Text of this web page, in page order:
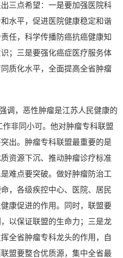
三点希望：一是要加强医院科
水平，促进医院健康稳定和谐
任，科学传播防癌抗癌健康知
；三是要强化癌症医疗服务体
质化水平，全面提高全省肿瘤
，恶性肿瘤是江苏人民健康的
非同小可。他对肿瘤专科联盟
出。肿瘤专科联盟最重要的是
资源下沉、推动肿瘤诊疗标准
难点要突破。做好肿瘤防治工
，各级疾控中心、医院、居民
康促进的作用。同时，联盟要
以保证联盟的生命力；三是龙
全省肿瘤专科龙头的作用，自
盟要整合优质源，集中全省最